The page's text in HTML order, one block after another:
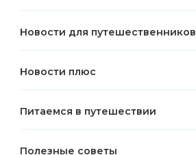
Новости для путешественников
Новости плюс
Питаемся в путешествии
Полезные советы